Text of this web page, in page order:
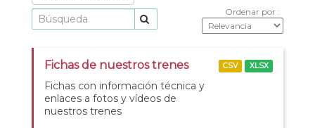
Ordenar por
Fichas de nuestros trenes
Fichas con información técnica y
enlaces a fotos y vídeos de
nuestros trenes
CSV XLSX